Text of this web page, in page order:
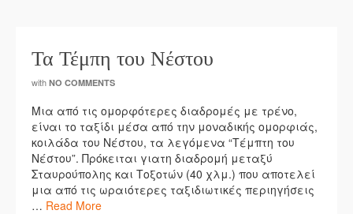
Τα Τέμπη του Νέστου
with NO COMMENTS
Μια από τις ομορφότερες διαδρομές με τρένο,
είναι το ταξίδι μέσα από την μοναδικής ομορφιάς,
κοιλάδα του Νέστου, τα λεγόμενα “Τέμπτη του
Νέστου”. Πρόκειται γιατη διαδρομή μεταξύ
Σταυρούπολης και Τοξοτών (40 χλμ.) που αποτελεί
μια από τις ωραιότερες ταξιδιωτικές περιηγήσεις
… Read More